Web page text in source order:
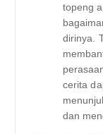
topeng
dirinya.
cerita
dan